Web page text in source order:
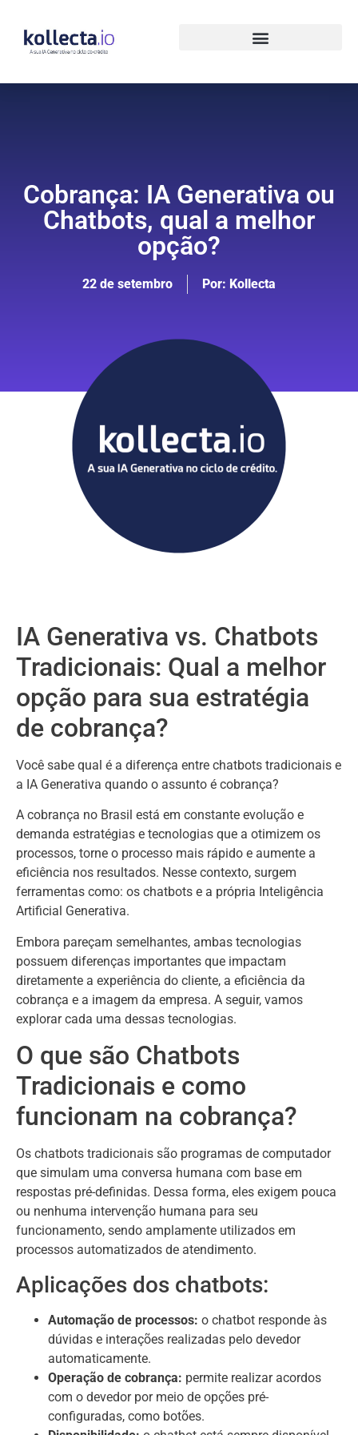
Cobrança: IA Generativa ou
Chatbots, qual a melhor
opção?
22 de setembro Por: Kollecta
IA Generativa vs. Chatbots
Tradicionais: Qual a melhor
opção para sua estratégia
de cobrança?
Você sabe qual é a diferença entre chatbots tradicionais e
a IA Generativa quando o assunto é cobrança?
A cobrança no Brasil está em constante evolução e
demanda estratégias e tecnologias que a otimizem os
processos, torne o processo mais rápido e aumente a
eficiência nos resultados. Nesse contexto, surgem
ferramentas como: os chatbots e a própria Inteligência
Artificial Generativa.
Embora pareçam semelhantes, ambas tecnologias
possuem diferenças importantes que impactam
diretamente a experiência do cliente, a eficiência da
cobrança e a imagem da empresa. A seguir, vamos
explorar cada uma dessas tecnologias.
O que são Chatbots
Tradicionais e como
funcionam na cobrança?
Os chatbots tradicionais são programas de computador
que simulam uma conversa humana com base em
respostas pré-definidas. Dessa forma, eles exigem pouca
ou nenhuma intervenção humana para seu
funcionamento, sendo amplamente utilizados em
processos automatizados de atendimento.
Aplicações dos chatbots:
Automação de processos: o chatbot responde às
dúvidas e interações realizadas pelo devedor
automaticamente.
Operação de cobrança: permite realizar acordos
com o devedor por meio de opções pré-
configuradas, como botões.